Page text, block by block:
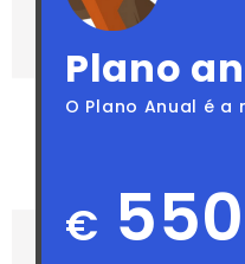
Plano
O Plano Anual é a
€ 550